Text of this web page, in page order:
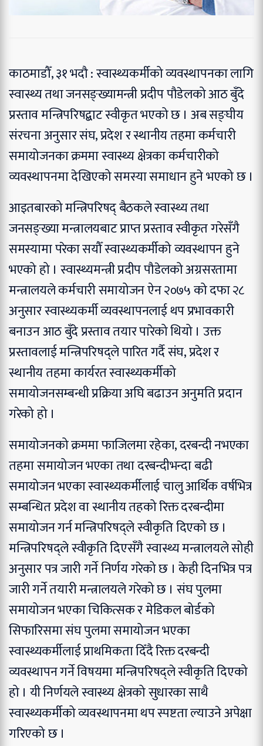
काठमाडौँ, ३१ भदौ : स्वास्थ्यकर्मीको व्यवस्थापनका लागि
स्वास्थ्य तथा जनसङ्ख्यामन्त्री प्रदीप पौडेलको आठ बुँदे
प्रस्ताव मन्त्रिपरिषद्बाट स्वीकृत भएको छ । अब सङ्घीय
संरचना अनुसार संघ, प्रदेश र स्थानीय तहमा कर्मचारी
समायोजनका क्रममा स्वास्थ्य क्षेत्रका कर्मचारीको
व्यवस्थापनमा देखिएको समस्या समाधान हुने भएको छ ।
आइतबारको मन्त्रिपरिषद् बैठकले स्वास्थ्य तथा
जनसङ्ख्या मन्त्रालयबाट प्राप्त प्रस्ताव स्वीकृत गरेसँगै
समस्यामा परेका सयौँ स्वास्थ्यकर्मीको व्यवस्थापन हुने
भएको हो । स्वास्थ्यमन्त्री प्रदीप पौडेलको अग्रसरतामा
मन्त्रालयले कर्मचारी समायोजन ऐन २०७५ को दफा २८
अनुसार स्वास्थ्यकर्मी व्यवस्थापनलाई थप प्रभावकारी
बनाउन आठ बुँदे प्रस्ताव तयार पारेको थियो । उक्त
प्रस्तावलाई मन्त्रिपरिषद्ले पारित गर्दै संघ, प्रदेश र
स्थानीय तहमा कार्यरत स्वास्थ्यकर्मीको
समायोजनसम्बन्धी प्रक्रिया अघि बढाउन अनुमति प्रदान
गरेको हो ।
समायोजनको क्रममा फाजिलमा रहेका, दरबन्दी नभएका
तहमा समायोजन भएका तथा दरबन्दीभन्दा बढी
समायोजन भएका स्वास्थ्यकर्मीलाई चालु आर्थिक वर्षभित्र
सम्बन्धित प्रदेश वा स्थानीय तहको रिक्त दरबन्दीमा
समायोजन गर्न मन्त्रिपरिषद्ले स्वीकृति दिएको छ ।
मन्त्रिपरिषद्ले स्वीकृति दिएसँगै स्वास्थ्य मन्त्रालयले सोही
अनुसार पत्र जारी गर्ने निर्णय गरेको छ । केही दिनभित्र पत्र
जारी गर्ने तयारी मन्त्रालयले गरेको छ । संघ पुलमा
समायोजन भएका चिकित्सक र मेडिकल बोर्डको
सिफारिसमा संघ पुलमा समायोजन भएका
स्वास्थ्यकर्मीलाई प्राथमिकता दिँदै रिक्त दरबन्दी
व्यवस्थापन गर्ने विषयमा मन्त्रिपरिषद्ले स्वीकृति दिएको
हो । यी निर्णयले स्वास्थ्य क्षेत्रको सुधारका साथै
स्वास्थ्यकर्मीको व्यवस्थापनमा थप स्पष्टता ल्याउने अपेक्षा
गरिएको छ ।